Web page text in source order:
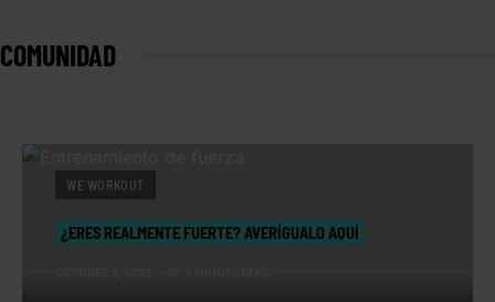
COMUNIDAD
WE WORKOUT
¿ERES REALMENTE FUERTE? AVERÍGUALO AQUÍ